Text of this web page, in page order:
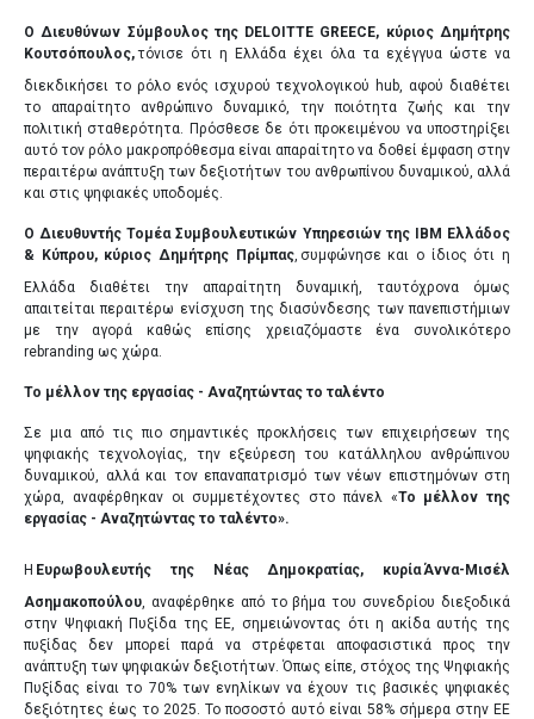
Ο Διευθύνων Σύμβουλος της DELOITTE GREECE, κύριος Δημήτρης
Κουτσόπουλος,τόνισε ότι η Ελλάδα έχει όλα τα εχέγγυα ώστε να
διεκδικήσει το ρόλο ενός ισχυρού τεχνολογικού hub, αφού διαθέτει
το απαραίτητο ανθρώπινο δυναμικό, την ποιότητα ζωής και την
πολιτική σταθερότητα. Πρόσθεσε δε ότι προκειμένου να υποστηρίξει
αυτό τον ρόλο μακροπρόθεσμα είναι απαραίτητο να δοθεί έμφαση στην
περαιτέρω ανάπτυξη των δεξιοτήτων του ανθρωπίνου δυναμικού, αλλά
και στις ψηφιακές υποδομές.
Ο Διευθυντής Τομέα Συμβουλευτικών Υπηρεσιών της ΙΒΜ Ελλάδος
& Κύπρου, κύριος Δημήτρης Πρίμπας, συμφώνησε και ο ίδιος ότι η
Ελλάδα διαθέτει την απαραίτητη δυναμική, ταυτόχρονα όμως
απαιτείται περαιτέρω ενίσχυση της διασύνδεσης των πανεπιστήμιων
με την αγορά καθώς επίσης χρειαζόμαστε ένα συνολικότερο
rebranding ως χώρα.
Το μέλλον της εργασίας - Αναζητώντας το ταλέντο
Σε μια από τις πιο σημαντικές προκλήσεις των επιχειρήσεων της
ψηφιακής τεχνολογίας, την εξεύρεση του κατάλληλου ανθρώπινου
δυναμικού, αλλά και τον επαναπατρισμό των νέων επιστημόνων στη
χώρα, αναφέρθηκαν οι συμμετέχοντες στο πάνελ «Το μέλλον της
εργασίας - Αναζητώντας το ταλέντο».
Η Ευρωβουλευτής της Νέας Δημοκρατίας, κυρία Άννα-Μισέλ
Ασημακοπούλου , αναφέρθηκε από το βήμα του συνεδρίου διεξοδικά
στην Ψηφιακή Πυξίδα της ΕΕ, σημειώνοντας ότι η ακίδα αυτής της
πυξίδας δεν μπορεί παρά να στρέφεται αποφασιστικά προς την
ανάπτυξη των ψηφιακών δεξιοτήτων. Όπως είπε, στόχος της Ψηφιακής
Πυξίδας είναι το 70% των ενηλίκων να έχουν τις βασικές ψηφιακές
δεξιότητες έως το 2025. Το ποσοστό αυτό είναι 58% σήμερα στην ΕΕ